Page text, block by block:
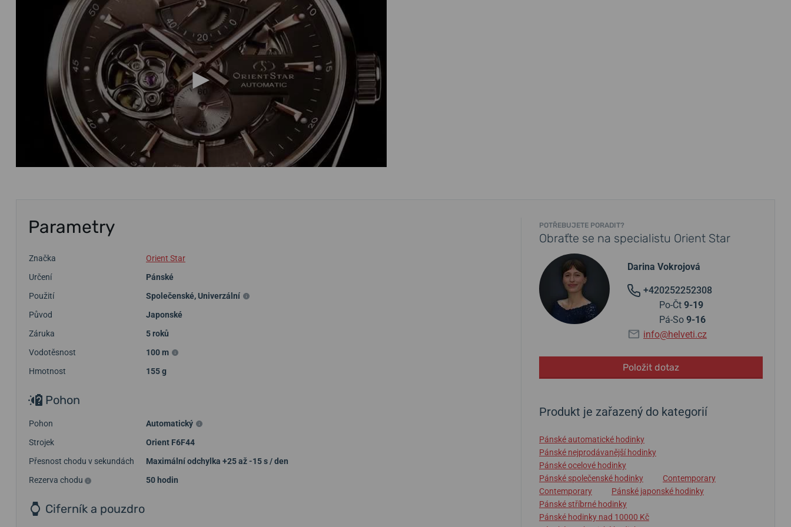
Parametry
Značka
Orient Star
Určení
Pánské
Použití
Společenské,Univerzální
Původ
Japonské
Záruka
5 roků
Vodotěsnost
100 m
Hmotnost
155 g
Pohon
Pohon
Automatický
Strojek
Orient F6F44
Přesnost chodu v sekundách
Maximální odchylka +25 až -15 s / den
Rezerva chodu
50 hodin
Ciferník a pouzdro
POTŘEBUJETE PORADIT?
Obraťte se na specialistu Orient Star
Darina Vokrojová
+420252252308
Po-Čt 9-19
Pá-So 9-16
info@helveti.cz
Položit dotaz
Produkt je zařazený do kategorií
Pánské automatické hodinky
Pánské nejprodávanější hodinky
Pánské ocelové hodinky
Pánské společenské hodinky
Contemporary
Contemporary
Pánské japonské hodinky
Pánské stříbrné hodinky
Pánské hodinky nad 10000 Kč